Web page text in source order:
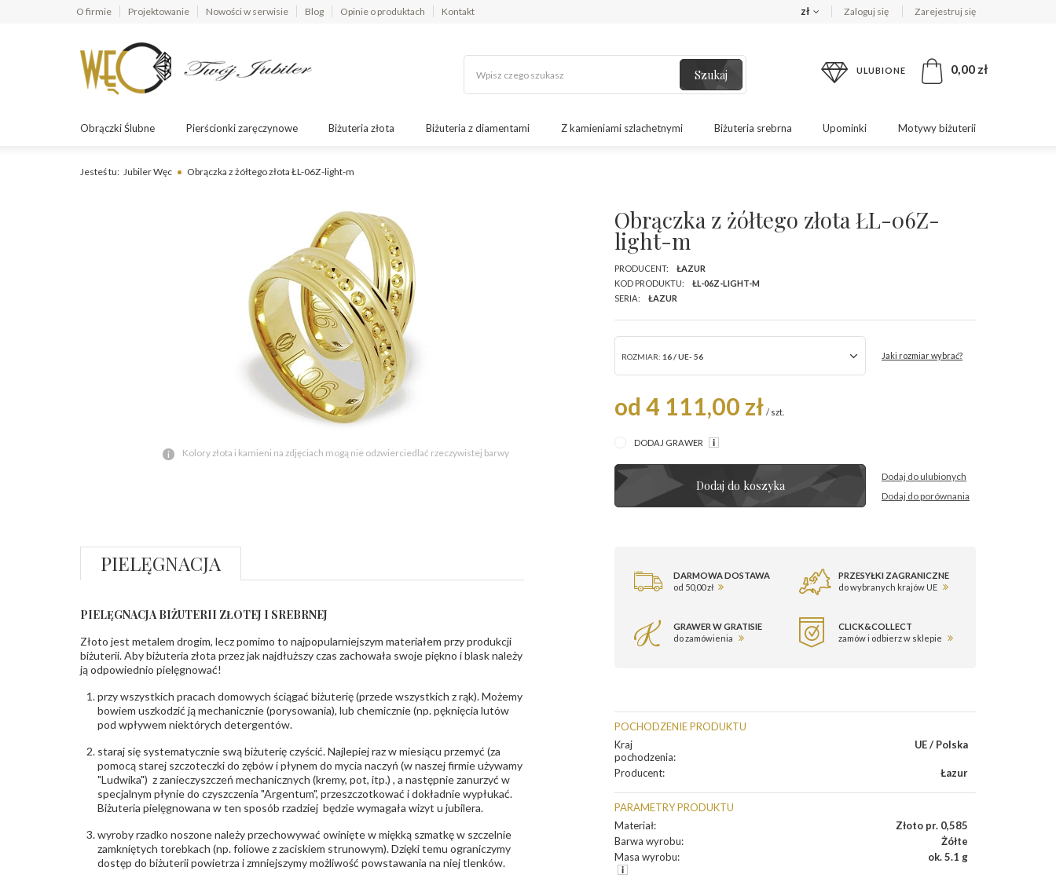
O firmie Projektowanie Nowości w serwisie Blog Opinie o produktach Kontakt zł Zaloguj się Zarejestruj się
Szukaj ULUBIONE 0,00 zł
Obrączki Ślubne Pierścionki zaręczynowe Biżuteria złota Biżuteria z diamentami Z kamieniami szlachetnymi Biżuteria srebrna Upominki Motywy biżuterii
Jesteś tu: Jubiler Węc Obrączka z żółtego złota ŁL-06Z-light-m
Kolory złota i kamieni na zdjęciach mogą nie odzwierciedlać rzeczywistej barwy
Obrączka z żółtego złota ŁL-06Z-
light-m
PRODUCENT:
ŁAZUR
KOD PRODUKTU:
ŁL-06Z-LIGHT-M
SERIA:
ŁAZUR
ROZMIAR: 16 / UE- 56 Jaki rozmiar wybrać?
od 4 111,00 zł / szt.
DODAJ GRAWER
Dodaj do koszyka
Dodaj do ulubionych
Dodaj do porównania
DARMOWA DOSTAWA
od 50,00 zł
PRZESYŁKI ZAGRANICZNE
do wybranych krajów UE
GRAWER W GRATISIE
do zamówienia
CLICK&COLLECT
zamów i odbierz w sklepie
POCHODZENIE PRODUKTU
Kraj
pochodzenia:
UE / Polska
Producent: Łazur
PARAMETRY PRODUKTU
Materiał:
Złoto pr. 0,585
Barwa wyrobu:
Żółte
Masa wyrobu: ok. 5.1 g
PIELĘGNACJA
PIELĘGNACJA BIŻUTERII ZŁOTEJ I SREBRNEJ
Złoto jest metalem drogim, lecz pomimo to najpopularniejszym materiałem przy produkcji
biżuterii. Aby biżuteria złota przez jak najdłuższy czas zachowała swoje piękno i blask należy
ją odpowiednio pielęgnować!
przy wszystkich pracach domowych ściągać biżuterię (przede wszystkich z rąk). Możemy
bowiem uszkodzić ją mechanicznie (porysowania), lub chemicznie (np. pęknięcia lutów
pod wpływem niektórych detergentów.
staraj się systematycznie swą biżuterię czyścić. Najlepiej raz w miesiącu przemyć (za
pomocą starej szczoteczki do zębów i płynem do mycia naczyń (w naszej firmie używamy
"Ludwika") z zanieczyszczeń mechanicznych (kremy, pot, itp.) , a następnie zanurzyć w
specjalnym płynie do czyszczenia "Argentum", przeszczotkować i dokładnie wypłukać.
Biżuteria pielęgnowana w ten sposób rzadziej będzie wymagała wizyt u jubilera.
wyroby rzadko noszone należy przechowywać owinięte w miękką szmatkę w szczelnie
zamkniętych torebkach (np. foliowe z zaciskiem strunowym). Dzięki temu ograniczymy
dostęp do biżuterii powietrza i zmniejszymy możliwość powstawania na niej tlenków.